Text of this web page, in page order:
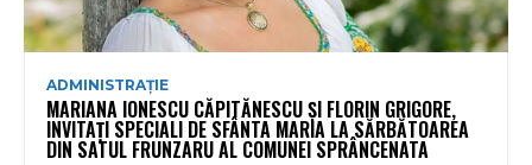
ADMINISTRAȚIE
MARIANA IONESCU CĂPITĂNESCU ȘI FLORIN GRIGORE,
INVITAȚI SPECIALI DE SFÂNTA MARIA LA SĂRBĂTOAREA
DIN SATUL FRUNZARU AL COMUNEI SPRÂNCENATA